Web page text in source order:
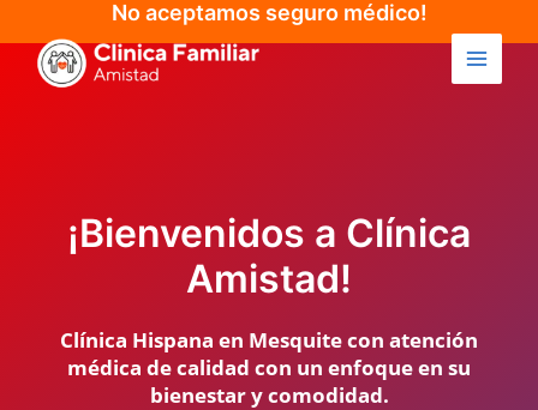
to
content
Menu
No aceptamos seguro médico!
¡Bienvenidos a Clínica
Amistad!
Clínica Hispana en Mesquite con atención
médica de calidad con un enfoque en su
bienestar y comodidad.